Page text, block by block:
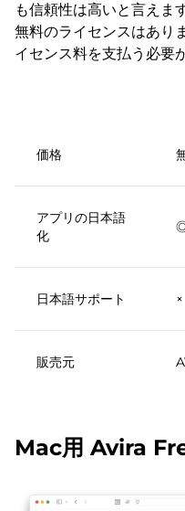
も信頼性は高いと言えま
無料のライセンスはあり
イセンス料を支払う必要
価格
アプリの日本語
化
日本語サポート
販売元
Mac用 Avira